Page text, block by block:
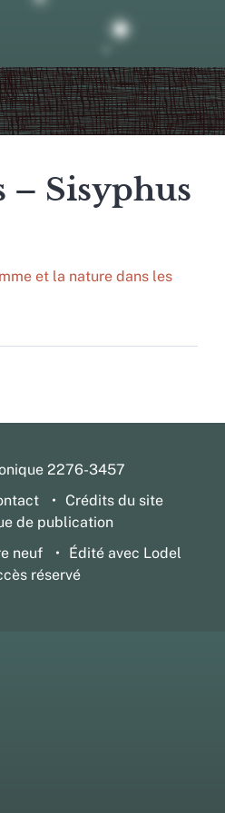
– Sisyphus
et la nature dans les
2276-3457
Crédits du site
de publication
neuf
Édité avec Lodel
réservé